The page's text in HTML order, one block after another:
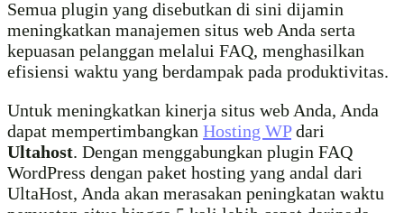
Semua plugin yang disebutkan di sini dijamin
meningkatkan manajemen situs web Anda serta
kepuasan pelanggan melalui FAQ, menghasilkan
efisiensi waktu yang berdampak pada produktivitas.
Untuk meningkatkan kinerja situs web Anda, Anda
dapat mempertimbangkan Hosting WPdari
Ultahost. Dengan menggabungkan plugin FAQ
WordPress dengan paket hosting yang andal dari
UltaHost, Anda akan merasakan peningkatan waktu